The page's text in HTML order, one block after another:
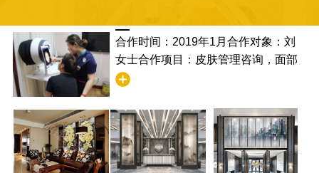
合作时间：2019年1月合作对象：刘
女士合作项目：皮肤管理咨询，面部
清洁合作满意度：非常满意，并且学